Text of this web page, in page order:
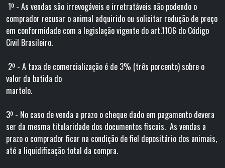
1º - As vendas são irrevogáveis e irretratáveis não podendo o
comprador recusar o animal adquirido ou solicitar redução de preço
em conformidade com a legislação vigente do art.1106 do Código
Civil Brasileiro.
2º - A taxa de comercialização é de 3% (três porcento) sobre o
valor da batida do
3º - No caso de venda a prazo o cheque dado em pagamento devera
ser da mesma titularidade dos documentos fiscais. As vendas a
prazo o comprador ficar na condição de fiel depositário dos animais,
até a liquidificação total da compra.